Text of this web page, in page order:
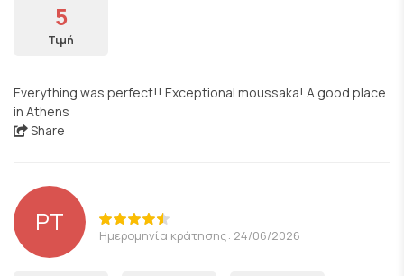
5
Τιμή
Everything was perfect!! Exceptional moussaka! A good place
in Athens
Share
PT Ημερομηνία κράτησης: 24/06/2026